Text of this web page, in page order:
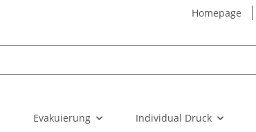
Homepage
Evakuierung Individual Druck